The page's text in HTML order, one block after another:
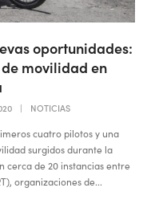
oportunidades:
movilidad en
| NOTICIAS
cuatro pilotos y una
surgidos durante la
cerca de 20 instancias entre
organizaciones de...